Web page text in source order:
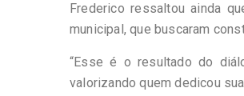
Frederico ressaltou ainda
municipal, que buscaram
“Esse é o resultado do
valorizando quem dedicou